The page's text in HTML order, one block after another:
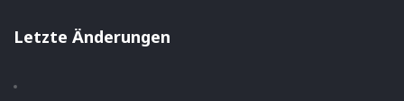
Letzte Änderungen